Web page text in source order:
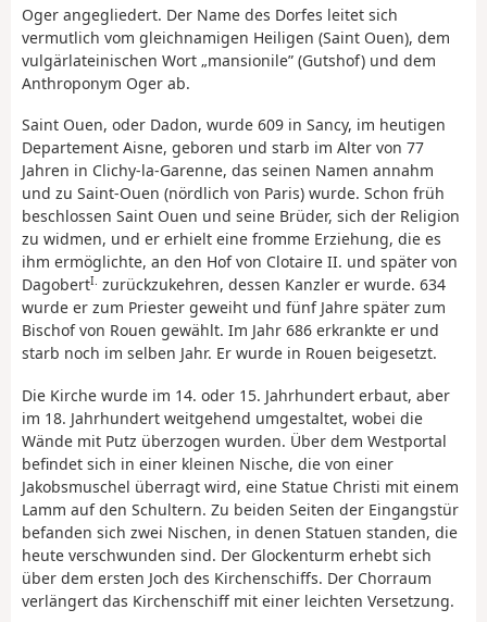
Oger angegliedert. Der Name des Dorfes leitet sich
vermutlich vom gleichnamigen Heiligen (Saint Ouen), dem
vulgärlateinischen Wort „mansionile” (Gutshof) und dem
Anthroponym Oger ab.
Saint Ouen, oder Dadon, wurde 609 in Sancy, im heutigen
Departement Aisne, geboren und starb im Alter von 77
Jahren in Clichy-la-Garenne, das seinen Namen annahm
und zu Saint-Ouen (nördlich von Paris) wurde. Schon früh
beschlossen Saint Ouen und seine Brüder, sich der Religion
zu widmen, und er erhielt eine fromme Erziehung, die es
ihm ermöglichte, an den Hof von Clotaire II. und später von
DagobertI. zurückzukehren, dessen Kanzler er wurde. 634
wurde er zum Priester geweiht und fünf Jahre später zum
Bischof von Rouen gewählt. Im Jahr 686 erkrankte er und
starb noch im selben Jahr. Er wurde in Rouen beigesetzt.
Die Kirche wurde im 14. oder 15. Jahrhundert erbaut, aber
im 18. Jahrhundert weitgehend umgestaltet, wobei die
Wände mit Putz überzogen wurden. Über dem Westportal
befindet sich in einer kleinen Nische, die von einer
Jakobsmuschel überragt wird, eine Statue Christi mit einem
Lamm auf den Schultern. Zu beiden Seiten der Eingangstür
befanden sich zwei Nischen, in denen Statuen standen, die
heute verschwunden sind. Der Glockenturm erhebt sich
über dem ersten Joch des Kirchenschiffs. Der Chorraum
verlängert das Kirchenschiff mit einer leichten Versetzung.